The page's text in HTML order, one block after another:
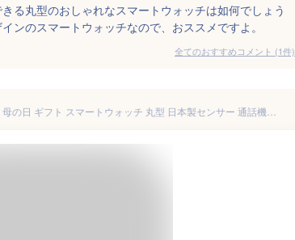
る丸型のおしゃれなスマートウォッチは如何でしょう
ンのスマートウォッチなので、おススメですよ。
全てのおすすめコメント (1件)